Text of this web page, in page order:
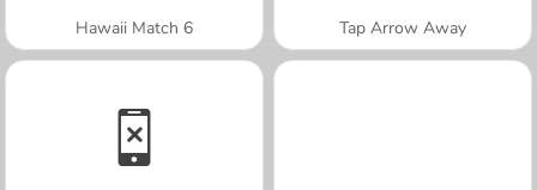
Hawaii Match 6 Tap Arrow Away